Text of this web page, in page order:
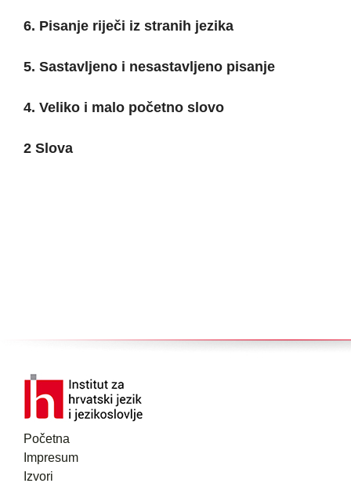
6. Pisanje riječi iz stranih jezika
5. Sastavljeno i nesastavljeno pisanje
4. Veliko i malo početno slovo
2 Slova
Početna
Impresum
Izvori